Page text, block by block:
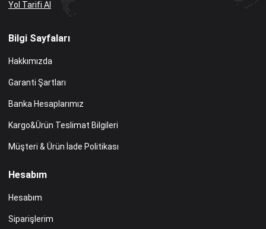
Yol Tarifi Al
Bilgi Sayfaları
Hakkımızda
Garanti Şartları
Banka Hesaplarımız
Kargo&Ürün Teslimat Bilgileri
Müşteri & Ürün İade Politikası
Hesabım
Hesabım
Siparişlerim